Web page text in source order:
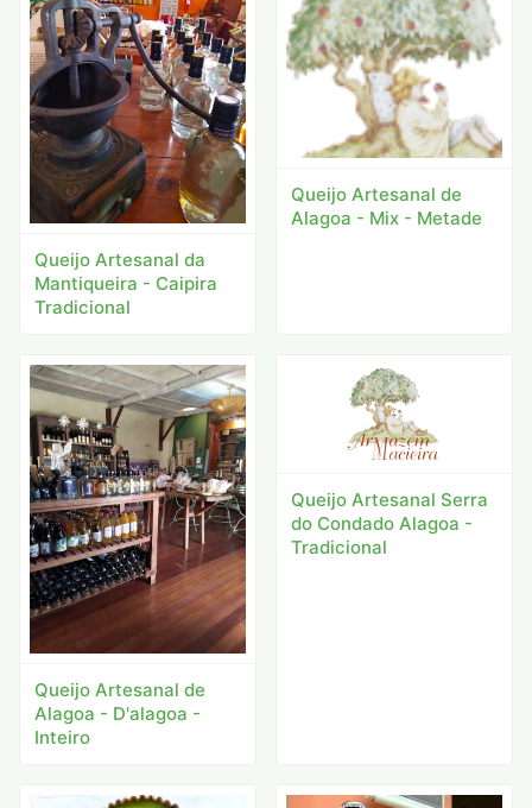
Queijo Artesanal da
Mantiqueira - Caipira
Tradicional
Queijo Artesanal de
Alagoa - Mix - Metade
Queijo Artesanal de
Alagoa - D'alagoa -
Inteiro
Queijo Artesanal Serra
do Condado Alagoa -
Tradicional